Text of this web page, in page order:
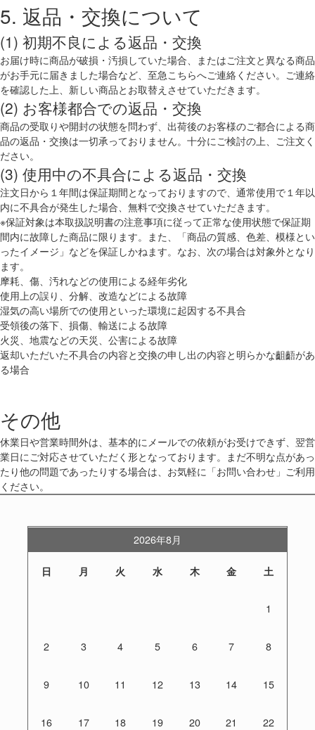
5. 返品・交換について
(1) 初期不良による返品・交換
お届け時に商品が破損・汚損していた場合、またはご注文と異なる商品
がお手元に届きました場合など、至急こちらへご連絡ください。ご連絡
を確認した上、新しい商品とお取替えさせていただきます。
(2) お客様都合での返品・交換
商品の受取りや開封の状態を問わず、出荷後のお客様のご都合による商
品の返品・交換は一切承っておりません。十分にご検討の上、ご注文く
ださい。
(3) 使用中の不具合による返品・交換
注文日から１年間は保証期間となっておりますので、通常使用で１年以
内に不具合が発生した場合、無料で交換させていただきます。
※保証対象は本取扱説明書の注意事項に従って正常な使用状態で保証期
間内に故障した商品に限ります。また、「商品の質感、色差、模様とい
ったイメージ」などを保証しかねます。なお、次の場合は対象外となり
ます。
摩耗、傷、汚れなどの使用による経年劣化
使用上の誤り、分解、改造などによる故障
湿気の高い場所での使用といった環境に起因する不具合
受領後の落下、損傷、輸送による故障
火災、地震などの天災、公害による故障
返却いただいた不具合の内容と交換の申し出の内容と明らかな齟齬があ
る場合
その他
休業日や営業時間外は、基本的にメールでの依頼がお受けできず、翌営
業日にご対応させていただく形となっております。まだ不明な点があっ
たり他の問題であったりする場合は、お気軽に「お問い合わせ」ご利用
ください。
2026年8月
日 月 火 水 木 金 土
1
2 3 4 5 6 7 8
9 10 11 12 13 14 15
16 17 18 19 20 21 22